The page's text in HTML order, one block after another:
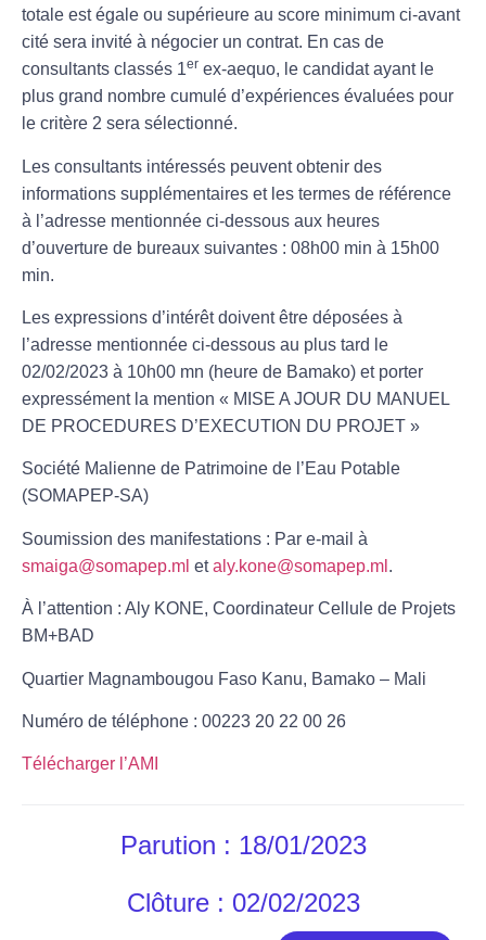
totale est égale ou supérieure au score minimum ci-avant
cité sera invité à négocier un contrat. En cas de
consultants classés 1er ex-aequo, le candidat ayant le
plus grand nombre cumulé d’expériences évaluées pour
le critère 2 sera sélectionné.
Les consultants intéressés peuvent obtenir des
informations supplémentaires et les termes de référence
à l’adresse mentionnée ci-dessous aux heures
d’ouverture de bureaux suivantes : 08h00 min à 15h00
min.
Les expressions d’intérêt doivent être déposées à
l’adresse mentionnée ci-dessous au plus tard le
02/02/2023 à 10h00 mn (heure de Bamako) et porter
expressément la mention « MISE A JOUR DU MANUEL
DE PROCEDURES D’EXECUTION DU PROJET »
Société Malienne de Patrimoine de l’Eau Potable
(SOMAPEP-SA)
Soumission des manifestations : Par e-mail à
smaiga@somapep.ml etaly.kone@somapep.ml .
À l’attention : Aly KONE, Coordinateur Cellule de Projets
BM+BAD
Quartier Magnambougou Faso Kanu, Bamako – Mali
Numéro de téléphone : 00223 20 22 00 26
Télécharger l’AMI
Parution : 18/01/2023
Clôture : 02/02/2023